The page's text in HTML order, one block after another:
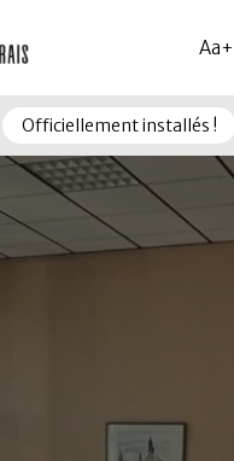
Aa+
Officiellement installés !